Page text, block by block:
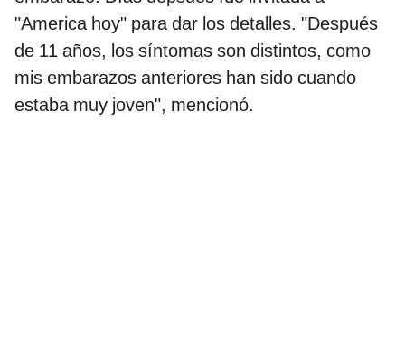
"America hoy" para dar los detalles. "Después
de 11 años, los síntomas son distintos, como
mis embarazos anteriores han sido cuando
estaba muy joven", mencionó.